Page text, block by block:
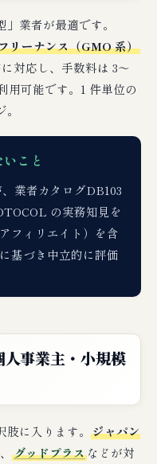
業者が最適です。
リーナンス（GMO 系）
対応し、手数料は 3〜
用可能です。1 件単位の
こと
業者カタログDB103
の実務知見を
フィリエイト）を含
基づき中立的に評価
事業主・小規模
に入ります。 ジャパン
、 グッドプラスなどが対